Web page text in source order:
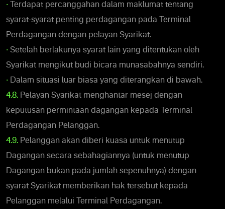
• Terdapat percanggahan dalam maklumat tentang
syarat-syarat penting perdagangan pada Terminal
Perdagangan dengan pelayan Syarikat.
• Setelah berlakunya syarat lain yang ditentukan oleh
Syarikat mengikut budi bicara munasabahnya sendiri.
• Dalam situasi luar biasa yang diterangkan di bawah.
4.8. Pelayan Syarikat menghantar mesej dengan
keputusan permintaan dagangan kepada Terminal
Perdagangan Pelanggan.
4.9. Pelanggan akan diberi kuasa untuk menutup
Dagangan secara sebahagiannya (untuk menutup
Dagangan bukan pada jumlah sepenuhnya) dengan
syarat Syarikat memberikan hak tersebut kepada
Pelanggan melalui Terminal Perdagangan.